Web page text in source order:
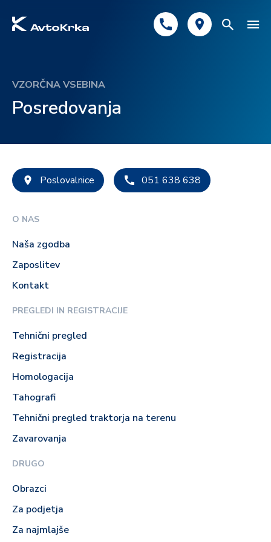
Avtomobilsko zavarovanje
Tehnični pregled
VZORČNA VSEBINA
Posredovanja
Poslovalnice 051 638 638
O NAS
Naša zgodba
Zaposlitev
Kontakt
PREGLEDI IN REGISTRACIJE
Tehnični pregled
Registracija
Homologacija
Tahografi
Tehnični pregled traktorja na terenu
Zavarovanja
DRUGO
Obrazci
Za podjetja
Za najmlajše